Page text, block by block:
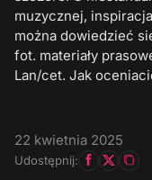
muzycznej,
można dowiedzieć
fot. materiały
Lan/cet. Jak
22 kwietnia 2025
Udostępnij: